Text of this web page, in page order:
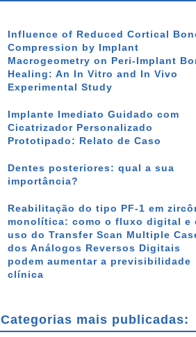
Influence of Reduced Cortical
Compression by Implant
Macrogeometry on Peri-Implant
Healing: An In Vitro and In Vivo
Experimental Study
Implante Imediato Guidado com
Cicatrizador Personalizado
Prototipado: Relato de Caso
Dentes posteriores: qual a sua
importância?
Reabilitação do tipo PF-1 em
monolítica: como o fluxo digital e
uso do Transfer Scan Multiple
dos Análogos Reversos Digitais
podem aumentar a previsibilidade
clínica
Categorias mais publicadas: